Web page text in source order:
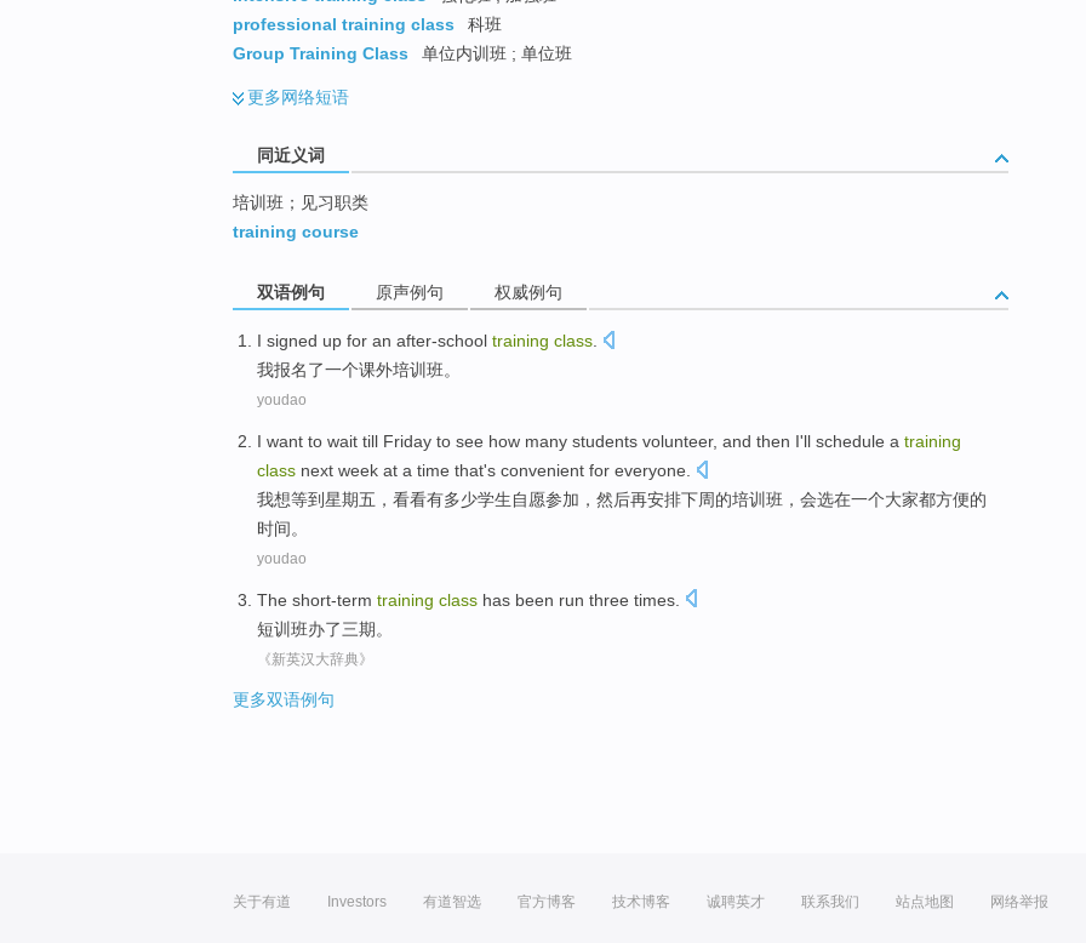
professional training class
科班
Group Training Class
单位内训班 ; 单位班
更多网络短语
同近义词
培训班；见习职类
training course
双语例句 原声例句 权威例句
I signed up for an after-school training class
我报名了一个课外培训班。
youdao
I want to wait till Friday to see how many students volunteer, and then I'll schedule a training
class next week at a time that's convenient for everyone
我想等到星期五 ， 看看有多少学生自愿参加 ， 然后再安排下周的培训班 ，会选在一个大家都方便的
时间。
youdao
The short-term training class has been run three times
短训班办了三期。
《新英汉大辞典》
更多双语例句
关于有道 Investors 有道智选 官方博客 技术博客 诚聘英才 联系我们 站点地图 网络举报